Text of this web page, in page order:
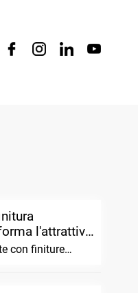
l'attrattiva
scaffali di
con finiture